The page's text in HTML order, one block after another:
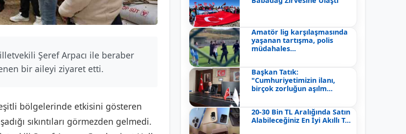
Şeref Arpacı ile beraber
bir aileyi ziyaret etti.
bölgelerinde etkisini gösteren
sıkıntıları görmezden gelmedi.
Amatör lig karşılaşmasında
yaşanan tartışma, polis
müdahales...
Başkan Tatık:
"Cumhuriyetimizin ilanı,
birçok zorluğun aşılm...
20-30 Bin TL Aralığında Satın
Alabileceğiniz En İyi Akıllı T...